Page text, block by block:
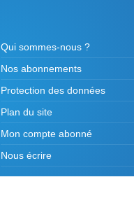
Qui sommes-nous ?
Nos abonnements
Protection des données
Plan du site
Mon compte abonné
Nous écrire